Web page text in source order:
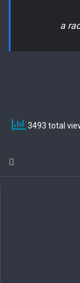
a
3493 total